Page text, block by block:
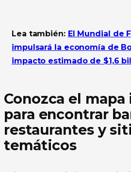
Lea también: El Mundial de
impulsará la economía de
impacto estimado de $1,6
Conozca el
para encontrar
restaurantes y
temáticos